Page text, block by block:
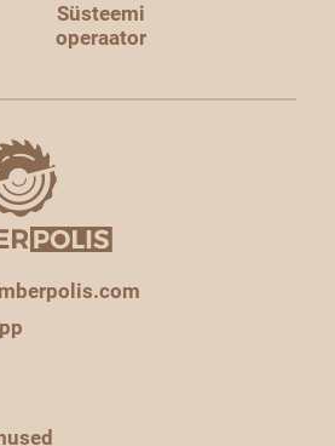
Süsteemi
operaator